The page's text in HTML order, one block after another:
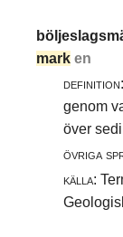
mark en
definition:
genom
över
övriga
källa: